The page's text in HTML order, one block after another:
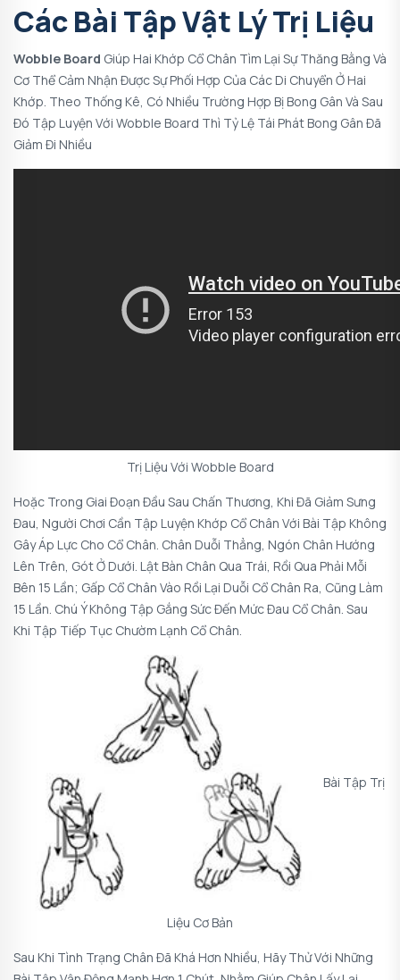
Các Bài Tập Vật Lý Trị Liệu
Wobble Board Giúp Hai Khớp Cổ Chân Tìm Lại Sự Thăng Bằng Và
Cơ Thể Cảm Nhận Được Sự Phối Hợp Của Các Di Chuyển Ở Hai
Khớp. Theo Thống Kê, Có Nhiều Trường Hợp Bị Bong Gân Và Sau
Đó Tập Luyện Với Wobble Board Thì Tỷ Lệ Tái Phát Bong Gân Đã
Giảm Đi Nhiều
Trị Liệu Với Wobble Board
Hoặc Trong Giai Đoạn Đầu Sau Chấn Thương, Khi Đã Giảm Sưng
Đau, Người Chơi Cần Tập Luyện Khớp Cổ Chân Với Bài Tập Không
Gây Áp Lực Cho Cổ Chân. Chân Duỗi Thẳng, Ngón Chân Hướng
Lên Trên, Gót Ở Dưới. Lật Bàn Chân Qua Trái, Rồi Qua Phải Mỗi
Bên 15 Lần; Gấp Cổ Chân Vào Rồi Lại Duỗi Cổ Chân Ra, Cũng Làm
15 Lần. Chú Ý Không Tập Gắng Sức Đến Mức Đau Cổ Chân. Sau
Khi Tập Tiếp Tục Chườm Lạnh Cổ Chân.
Bài Tập Trị
Liệu Cơ Bản
Sau Khi Tình Trạng Chân Đã Khá Hơn Nhiều, Hãy Thử Với Những